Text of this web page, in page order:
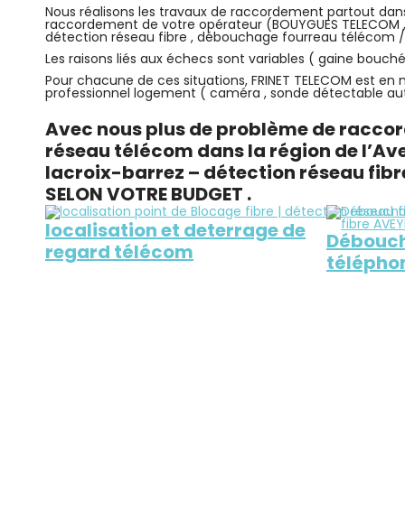
Nous réalisons les travaux de raccordement partout
raccordement de votre opérateur (BOUYGUES
détection réseau fibre , débouchage fourreau télécom /
Les raisons liés aux échecs sont variables ( gaine
Pour chacune de ces situations, FRINET TELECOM est en
professionnel logement ( caméra , sonde détectable
Avec nous plus de problème de
réseau télécom dans la région de
lacroix-barrez – détection réseau
SELON VOTRE BUDGET .
localisation et deterrage de
regard télécom